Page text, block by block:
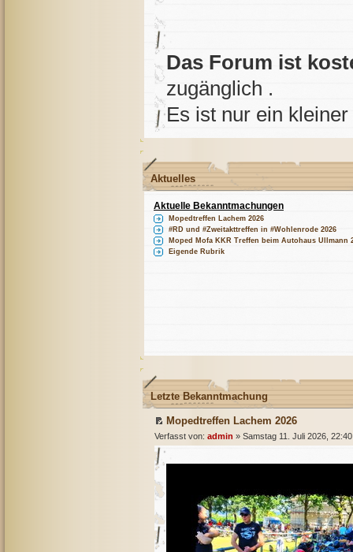
Das Forum ist
zugänglich .
Es ist nur ein
Aktuelles
Aktuelle Bekanntmachungen
Mopedtreffen Lachem 2026
#RD und #Zweitakttreffen in #Wohlenrode 2026
Moped Mofa KKR Treffen beim Autohaus Ullmann
Eigende Rubrik
Letzte Bekanntmachung
Mopedtreffen Lachem 2026
Verfasst von: admin » Samstag 11. Juli 2026, 22:40